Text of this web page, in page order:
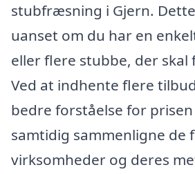
stubfræsning i Gjern.
uanset om du har en
eller flere stubbe, der
Ved at indhente flere
bedre forståelse for
samtidig sammenligne de
virksomheder og deres